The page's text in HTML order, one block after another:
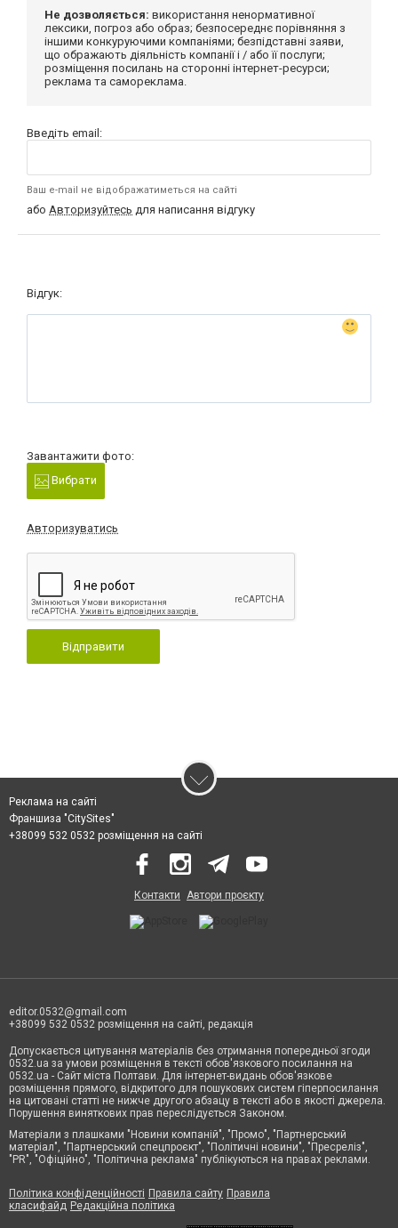
Не дозволяється: використання ненормативної
лексики, погроз або образ; безпосереднє порівняння з
іншими конкуруючими компаніями; безпідставні заяви,
що ображають діяльність компанії і / або її послуги;
розміщення посилань на сторонні інтернет-ресурси;
реклама та самореклама.
Введіть email:
Ваш e-mail не відображатиметься на сайті
або Авторизуйтесь для написання відгуку
Відгук:
Завантажити фото:
Вибрати
Авторизуватись
Відправити
Реклама на сайті
Франшиза "CitySites"
+38099 532 0532 розміщення на сайті
Контакти Автори проєкту
editor.0532@gmail.com
+38099 532 0532 розміщення на сайті, редакція
Допускається цитування матеріалів без отримання попередньої згоди
0532.ua за умови розміщення в тексті обов'язкового посилання на
0532.ua - Сайт міста Полтави. Для інтернет-видань обов'язкове
розміщення прямого, відкритого для пошукових систем гіперпосилання
на цитовані статті не нижче другого абзацу в тексті або в якості джерела.
Порушення виняткових прав переслідується Законом.
Матеріали з плашками "Новини компаній", "Промо", "Партнерський
матеріал", "Партнерський спецпроєкт", "Політичні новини", "Пресреліз",
"PR", "Офіційно", "Політична реклама" публікуються на правах реклами.
Політика конфіденційності Правила сайту Правила
класифайд Редакційна політика